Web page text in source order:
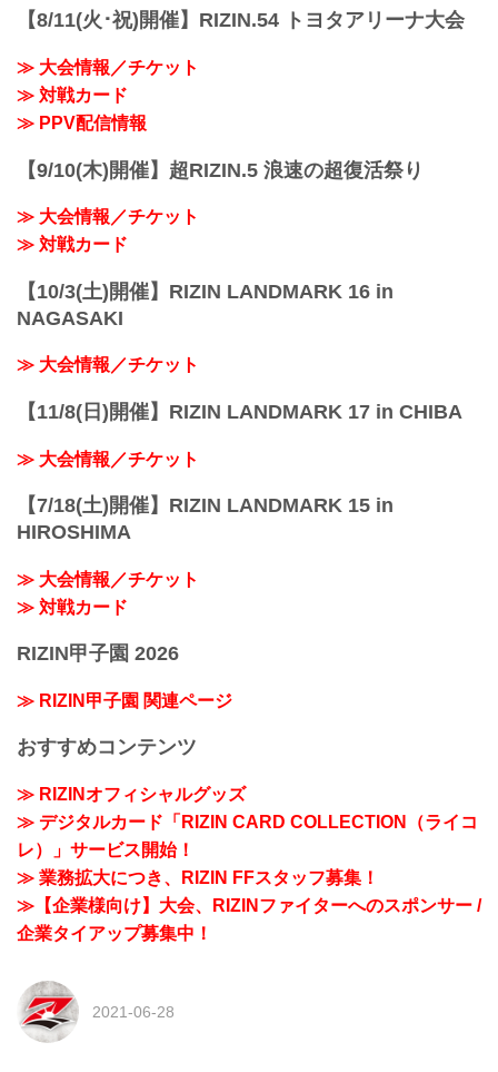
ここで、登壇していた株式会社LENDEX
社LENDEX公式サイト（外部サイト）
ソーシャルレンディングとは、昨今注目
コンテンツにより深く参画...
【8/11(火･祝)開催】RIZIN.54 トヨタアリーナ大会
≫ 大会情報／チケット
≫ 対戦カード
≫ PPV配信情報
【9/10(木)開催】超RIZIN.5 浪速の超復活祭り
≫ 大会情報／チケット
≫ 対戦カード
【10/3(土)開催】RIZIN LANDMARK 16 in
NAGASAKI
≫ 大会情報／チケット
【11/8(日)開催】RIZIN LANDMARK 17 in CHIBA
≫ 大会情報／チケット
【7/18(土)開催】RIZIN LANDMARK 15 in
HIROSHIMA
≫ 大会情報／チケット
≫ 対戦カード
RIZIN甲子園 2026
≫ RIZIN甲子園 関連ページ
おすすめコンテンツ
≫ RIZINオフィシャルグッズ
≫ デジタルカード「RIZIN CARD COLLECTION（ライコ
レ）」サービス開始！
≫ 業務拡大につき、RIZIN FFスタッフ募集！
≫【企業様向け】大会、RIZINファイターへのスポンサー /
企業タイアップ募集中！
2021-06-28